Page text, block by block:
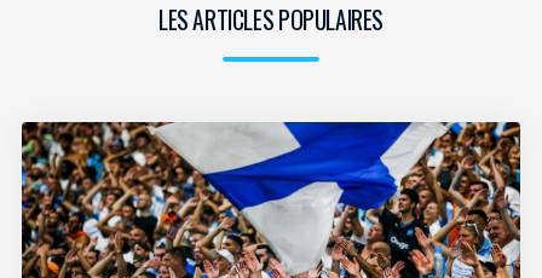
LES ARTICLES POPULAIRES